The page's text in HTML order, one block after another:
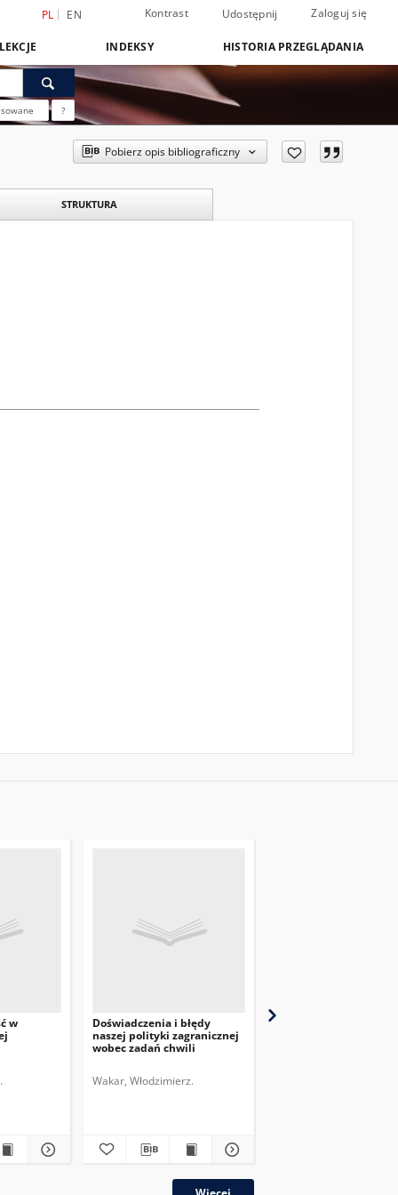
PL EN Kontrast Udostępnij Zaloguj się
INDEKSY HISTORIA PRZEGLĄDANIA
?
Pobierz opis bibliograficzny
STRUKTURA
w
Doświadczenia i błędy
naszej polityki zagranicznej
wobec zadań chwili
Wakar, Włodzimierz.